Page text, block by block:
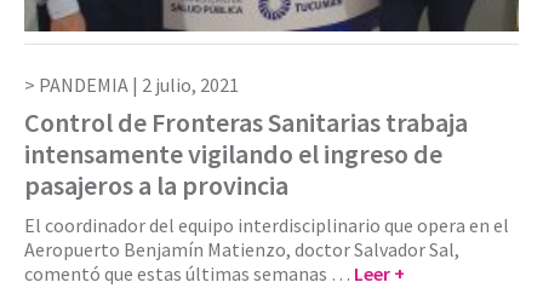
PANDEMIA | 2 julio, 2021
Control de Fronteras Sanitarias trabaja
intensamente vigilando el ingreso de
pasajeros a la provincia
El coordinador del equipo interdisciplinario que opera en el
Aeropuerto Benjamín Matienzo, doctor Salvador Sal,
comentó que estas últimas semanas … Leer +